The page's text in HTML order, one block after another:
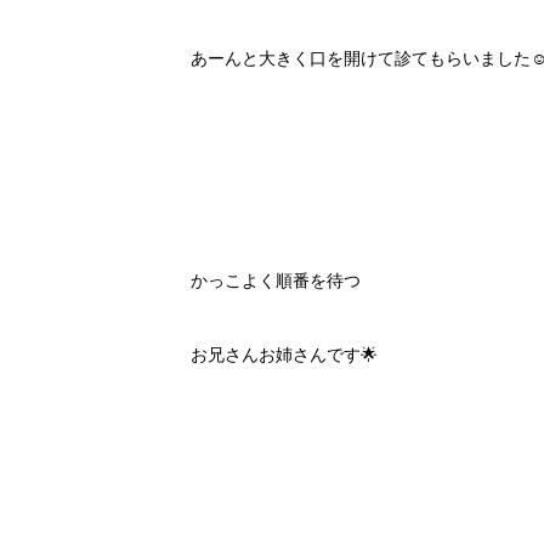
あーんと大きく口を開けて診てもらいました
かっこよく順番を待つ
お兄さんお姉さんです🌟